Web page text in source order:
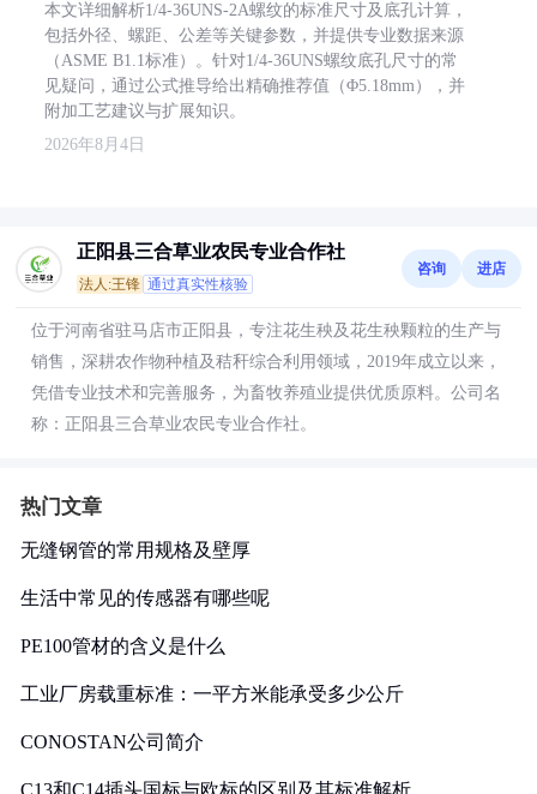
本文详细解析1/4-36UNS-2A螺纹的标准尺寸及底孔计算，
包括外径、螺距、公差等关键参数，并提供专业数据来源
（ASME B1.1标准）。针对1/4-36UNS螺纹底孔尺寸的常
见疑问，通过公式推导给出精确推荐值（Φ5.18mm），并
附加工艺建议与扩展知识。
2026年8月4日
正阳县三合草业农民专业合作社
法人:王锋 通过真实性核验
咨询 进店
位于河南省驻马店市正阳县，专注花生秧及花生秧颗粒的生产与
销售，深耕农作物种植及秸秆综合利用领域，2019年成立以来，
凭借专业技术和完善服务，为畜牧养殖业提供优质原料。公司名
称：正阳县三合草业农民专业合作社。
热门文章
无缝钢管的常用规格及壁厚
生活中常见的传感器有哪些呢
PE100管材的含义是什么
工业厂房载重标准：一平方米能承受多少公斤
CONOSTAN公司简介
C13和C14插头国标与欧标的区别及其标准解析